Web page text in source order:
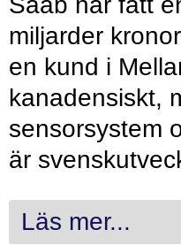
miljarder
en kund i
kanadensiskt,
sensorsystem
är
Läs mer...